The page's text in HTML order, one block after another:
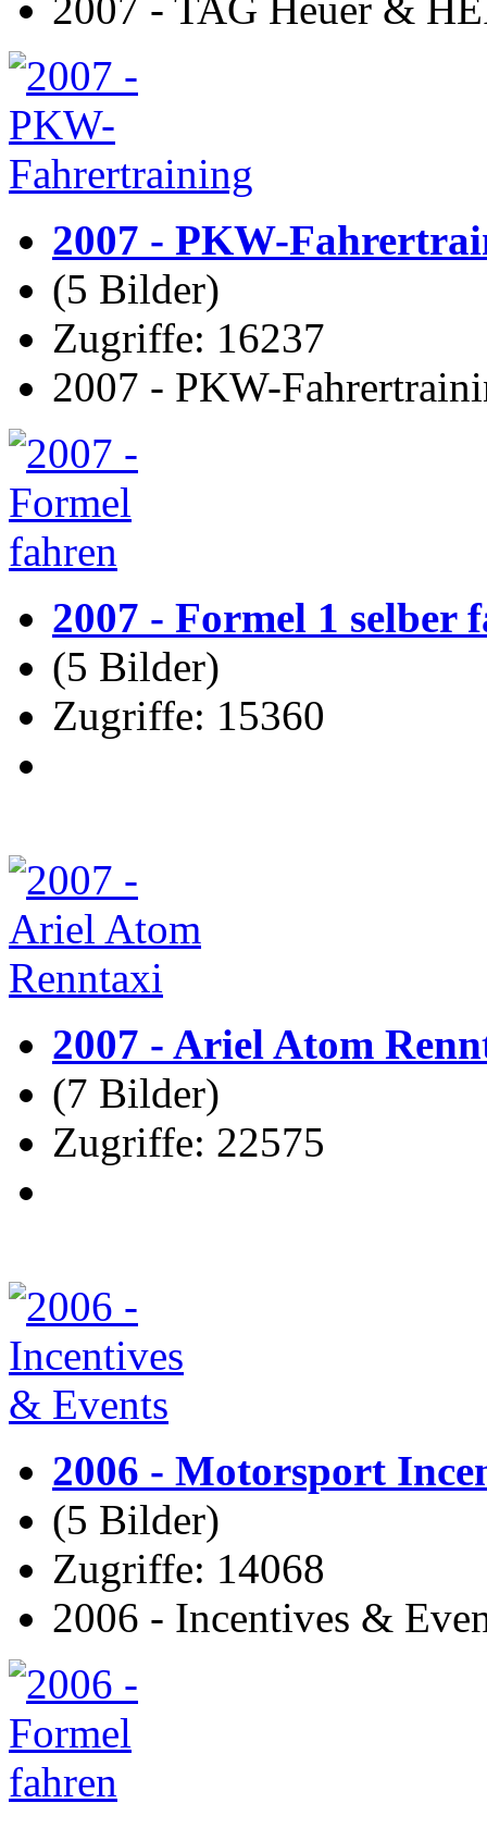
2007 - TAG Heuer &
2007 - PKW-
(5 Bilder)
Zugriffe: 16237
2007 - PKW-
2007 - Formel 1 selber
(5 Bilder)
Zugriffe: 15360
2007 - Ariel Atom
(7 Bilder)
Zugriffe: 22575
2006 - Motorsport
(5 Bilder)
Zugriffe: 14068
2006 - Incentives &